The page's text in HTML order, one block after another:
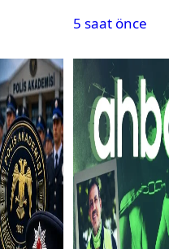
5 saat önce